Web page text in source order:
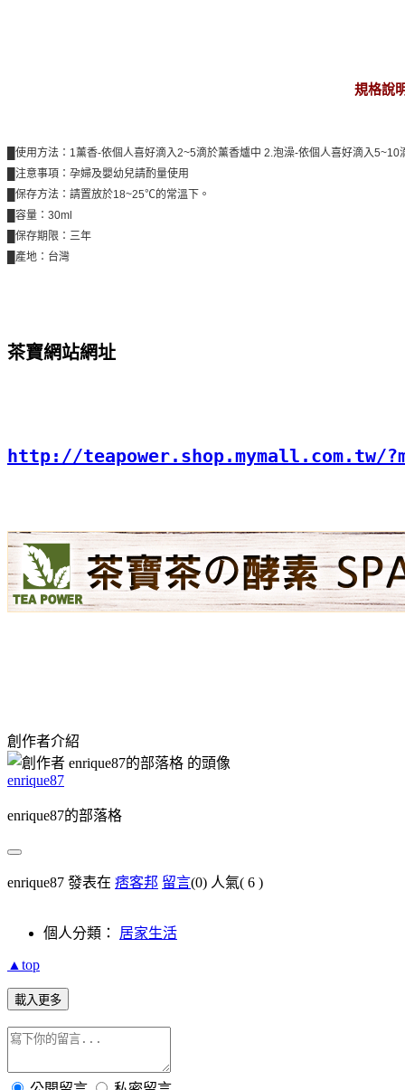
規格說
█使用方法：1薰香-依個人喜好滴入2~5滴於薰香爐中 2.泡澡-依個人喜好滴入5~10
█注意事項：孕婦及嬰幼兒請酌量使用
█保存方法：請置放於18~25℃的常溫下。
█容量：30ml
█保存期限：三年
█產地：台灣
茶寶網站網址
http://teapower.shop.mymall.com.tw/
創作者介紹
enrique87
enrique87的部落格
enrique87 發表在 痞客邦 留言(0) 人氣( 6 )
個人分類： 居家生活
▲top
載入更多